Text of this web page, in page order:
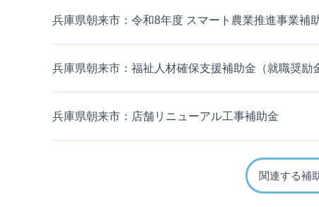
兵庫県朝来市：令和8年度 スマート農業推進事業補
兵庫県朝来市：福祉人材確保支援補助金（就職奨励
兵庫県朝来市：店舗リニューアル工事補助金
関連する補